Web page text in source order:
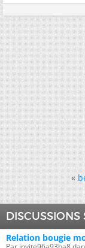
«
DISCUSSIONS
Relation bougie